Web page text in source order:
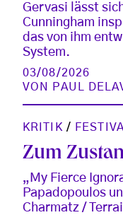
Gervasi lässt
Cunningham
das von ihm
System.
03/08/2026
VON
PAUL
KRITIK /
Zum
„My Fierce
Papadopoulos
Charmatz /